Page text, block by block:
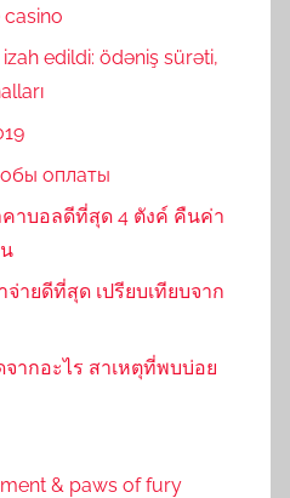
edildi: ödəniş sürəti,
оплаты
าบอลดีที่สุด 4 ตังค์ คืนค่า
ายดีที่สุด เปรียบเทียบจาก
ากอะไร สาเหตุที่พบบ่อย
& paws of fury